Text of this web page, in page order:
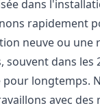
dans
rapidement
neuve ou une
souvent dans les
pour longtemps.
avec